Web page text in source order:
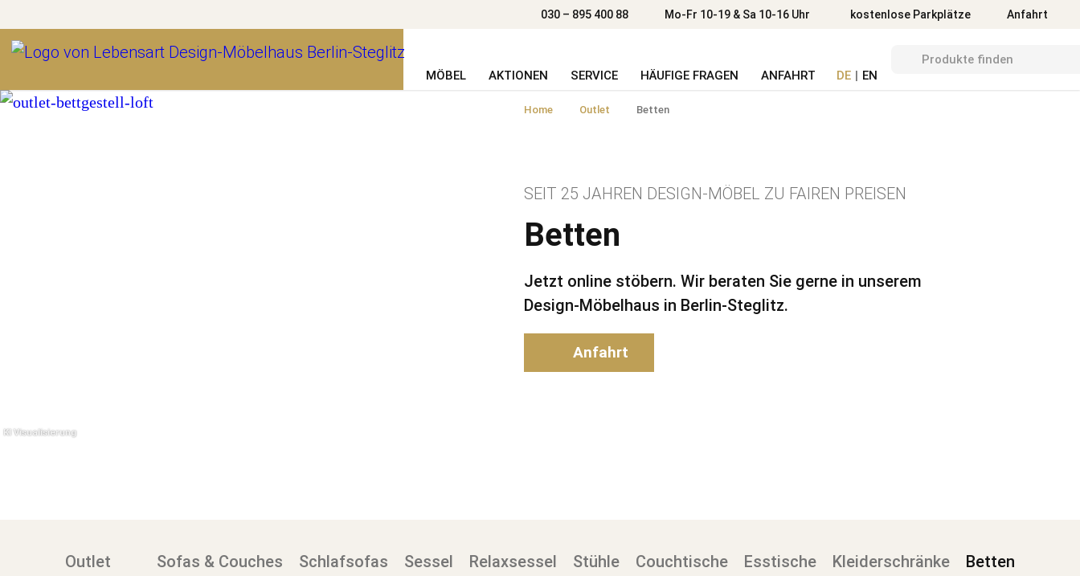
030 – 895 400 88 Mo-Fr 10-19 & Sa 10-16 Uhr kostenlose Parkplätze Anfahrt
MÖBEL AKTIONEN SERVICE HÄUFIGE FRAGEN ANFAHRT DE | EN
Home Outlet Betten
Betten
SEIT 25 JAHREN DESIGN-MÖBEL ZU FAIREN PREISEN
Jetzt online stöbern. Wir beraten Sie gerne in unserem
Design-Möbelhaus in Berlin-Steglitz.
Anfahrt
Outlet Sofas & Couches Schlafsofas Sessel Relaxsessel Stühle Couchtische Esstische Kleiderschränke
Betten